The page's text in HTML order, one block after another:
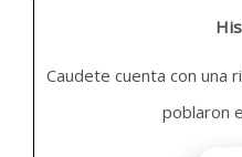
Caudete cuenta con una
poblaron